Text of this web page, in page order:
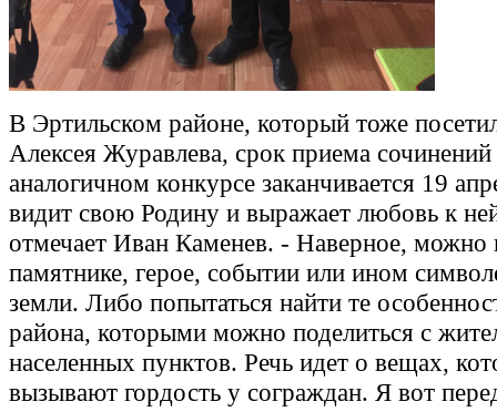
В Эртильском районе, который тоже
Алексея Журавлева, срок приема сочинений
аналогичном конкурсе заканчивается 19
видит свою Родину и выражает любовь к
отмечает Иван Каменев. - Наверное, можно
памятнике, герое, событии или ином
земли. Либо попытаться найти те
района, которыми можно поделиться с
населенных пунктов. Речь идет о вещах,
вызывают гордость у сограждан. Я вот